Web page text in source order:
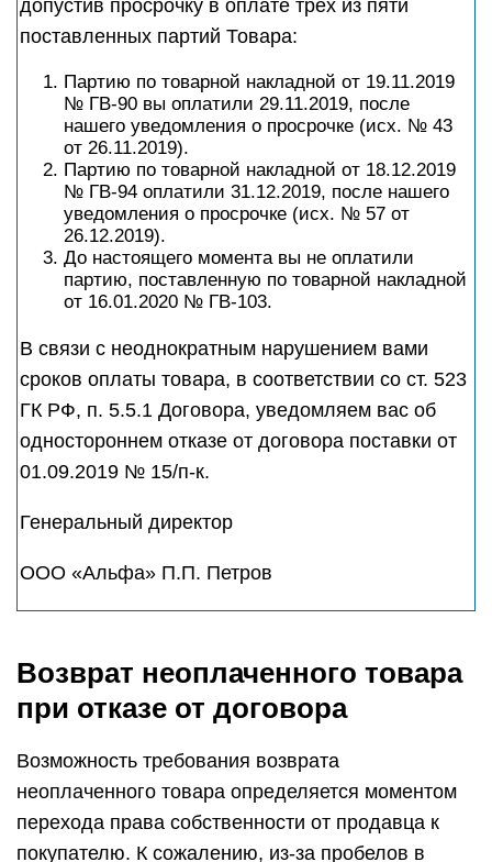
допустив просрочку в оплате трех из пяти
поставленных партий Товара:
Партию по товарной накладной от 19.11.2019
№ ГВ-90 вы оплатили 29.11.2019, после
нашего уведомления о просрочке (исх. № 43
от 26.11.2019).
Партию по товарной накладной от 18.12.2019
№ ГВ-94 оплатили 31.12.2019, после нашего
уведомления о просрочке (исх. № 57 от
26.12.2019).
До настоящего момента вы не оплатили
партию, поставленную по товарной накладной
от 16.01.2020 № ГВ-103.
В связи с неоднократным нарушением вами
сроков оплаты товара, в соответствии со ст. 523
ГК РФ, п. 5.5.1 Договора, уведомляем вас об
одностороннем отказе от договора поставки от
01.09.2019 № 15/п-к.
Генеральный директор
ООО «Альфа» П.П. Петров
Возврат неоплаченного товара
при отказе от договора
Возможность требования возврата
неоплаченного товара определяется моментом
перехода права собственности от продавца к
покупателю. К сожалению, из-за пробелов в